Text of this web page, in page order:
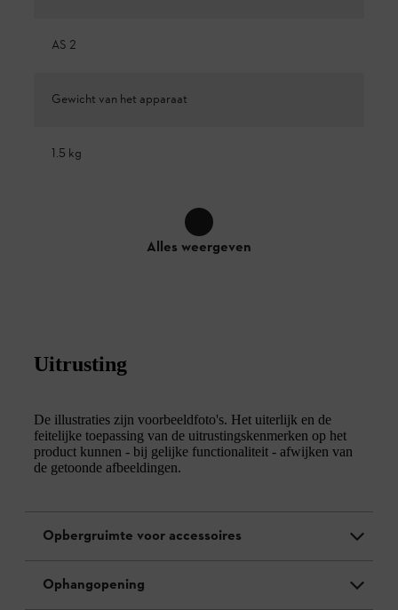
AS 2
Gewicht van het apparaat
1.5 kg
Alles weergeven
Uitrusting
De illustraties zijn voorbeeldfoto's. Het uiterlijk en de
feitelijke toepassing van de uitrustingskenmerken op het
product kunnen - bij gelijke functionaliteit - afwijken van
de getoonde afbeeldingen.
Opbergruimte voor accessoires
Ophangopening